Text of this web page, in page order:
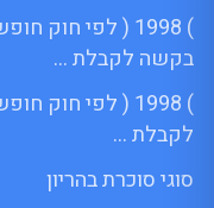
בקשה לקבלת …
) 1998 ( לפי
לקבלת …
סוגי סוכרת בהריון